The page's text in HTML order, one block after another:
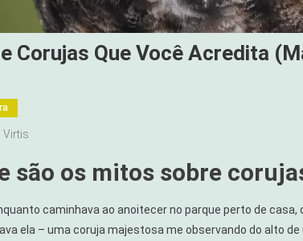
Corujas Que Você Acredita
Virtis
são os mitos sobre
caminhava ao anoitecer no parque perto de casa,
ela – uma coruja majestosa me observando do alto